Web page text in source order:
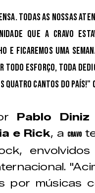
Todas as nossas
que a CRAVO
e ficaremos uma
esforço, toda
quatro cantos do
Pablo
e Rick, a Cravo
por músicas